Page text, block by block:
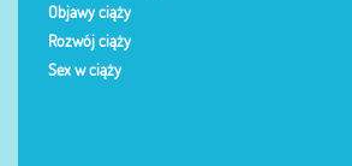
Objawy ciąży
Rozwój ciąży
Sex w ciąży